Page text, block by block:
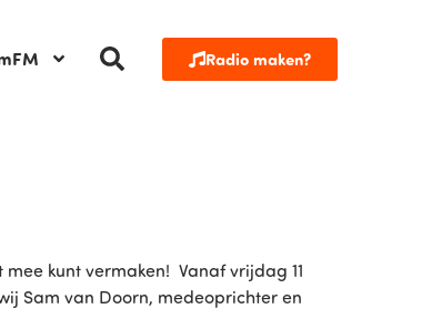
Radio maken?
kunt vermaken! Vanaf vrijdag 11
Sam van Doorn, medeoprichter en